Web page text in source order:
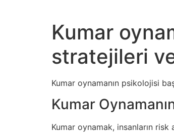
Kumar
stratejileri
Kumar oynamanın psikolojisi
Kumar
Kumar oynamak, insanların